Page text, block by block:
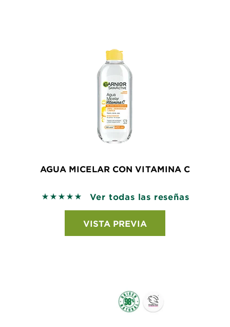
AGUA MICELAR CON VITAMINA C
5 out of 5 stars based on reviews
Ver todas las reseñas
VISTA PREVIA